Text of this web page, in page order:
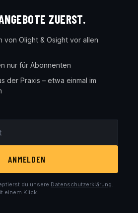
ZUERST.
von Olight & Osight vor allen
nur für Abonnenten
der Praxis – etwa einmal im
ANMELDEN
du unsere Datenschutzerklärung.
einem Klick.